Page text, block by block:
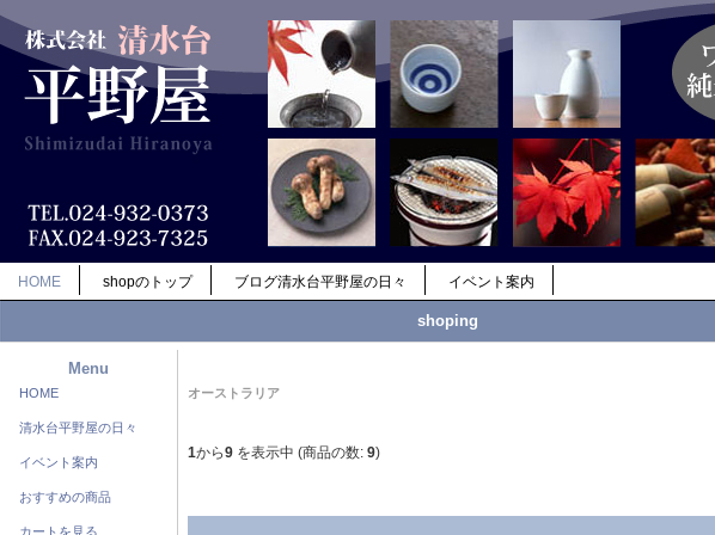
HOME shopのトップ ブログ清水台平野屋の日々 イベント案内
shoping
Menu
HOME
清水台平野屋の日々
イベント案内
おすすめの商品
カートを見る
オーストラリア
1から9 を表示中 (商品の数: 9)